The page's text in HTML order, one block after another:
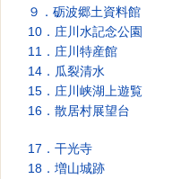
９．砺波郷土資料館
10．庄川水記念公園
11．庄川特産館
14．瓜裂清水
15．庄川峡湖上遊覧
16．散居村展望台
17．干光寺
18．増山城跡